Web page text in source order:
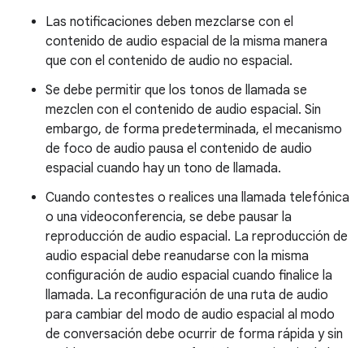
Las notificaciones deben mezclarse con el
contenido de audio espacial de la misma manera
que con el contenido de audio no espacial.
Se debe permitir que los tonos de llamada se
mezclen con el contenido de audio espacial. Sin
embargo, de forma predeterminada, el mecanismo
de foco de audio pausa el contenido de audio
espacial cuando hay un tono de llamada.
Cuando contestes o realices una llamada telefónica
o una videoconferencia, se debe pausar la
reproducción de audio espacial. La reproducción de
audio espacial debe reanudarse con la misma
configuración de audio espacial cuando finalice la
llamada. La reconfiguración de una ruta de audio
para cambiar del modo de audio espacial al modo
de conversación debe ocurrir de forma rápida y sin